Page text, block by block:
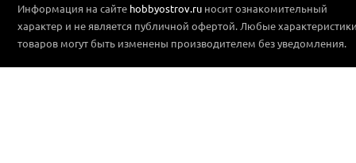
Информация на сайте hobbyostrov.ru носит ознакомительный
характер и не является публичной офертой. Любые
товаров могут быть изменены производителем без уведомления.